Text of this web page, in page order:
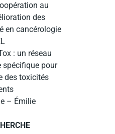
au
des
en cancérologie
: un réseau
pour
des toxicités
– Émilie